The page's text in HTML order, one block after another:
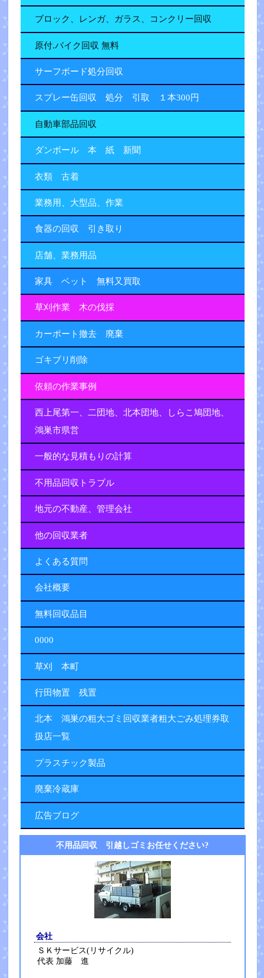
ブロック、レンガ、ガラス、コンクリー回収
原付.バイク回収 無料
サーフボード処分回収
スプレー缶回収 処分 引取 １本300円
自動車部品回収
ダンボール 本 紙 新聞
衣類 古着
業務用、大型品、作業
食器の回収 引き取り
店舗、業務用品
家具 ベット 無料又買取
草刈作業 木の伐採
カーポート撤去 廃棄
ゴキブリ削除
依頼の作業事例
西上尾第一、二団地、北本団地、しらこ鳩団地、
鴻巣市県営
一般的な見積もりの計算
不用品回収トラブル
地元の不動産、管理会社
他の回収業者
よくある質問
会社概要
無料回収品目
0000
草刈 本町
行田物置 残置
北本 鴻巣の粗大ゴミ回収業者粗大ごみ処理券取
扱店一覧
プラスチック製品
廃棄冷蔵庫
広告ブログ
不用品回収 引越しゴミお任せください?
会社
ＳＫサービス(リサイクル)
代表 加藤 進